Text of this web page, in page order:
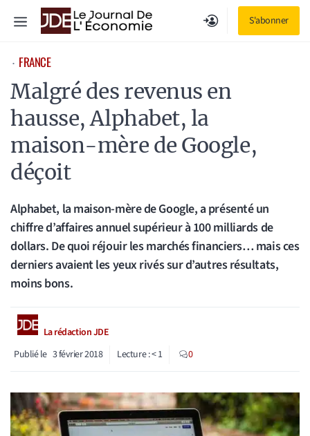
S'abonner
Menu
⋅ FRANCE
Malgré des revenus en
hausse, Alphabet, la
maison-mère de Google,
déçoit
Alphabet, la maison-mère de Google, a présenté un
chiffre d’affaires annuel supérieur à 100 milliards de
dollars. De quoi réjouir les marchés financiers… mais ces
derniers avaient les yeux rivés sur d’autres résultats,
moins bons.
La rédaction JDE
Publié le 3 février 2018 Lecture :< 1 0